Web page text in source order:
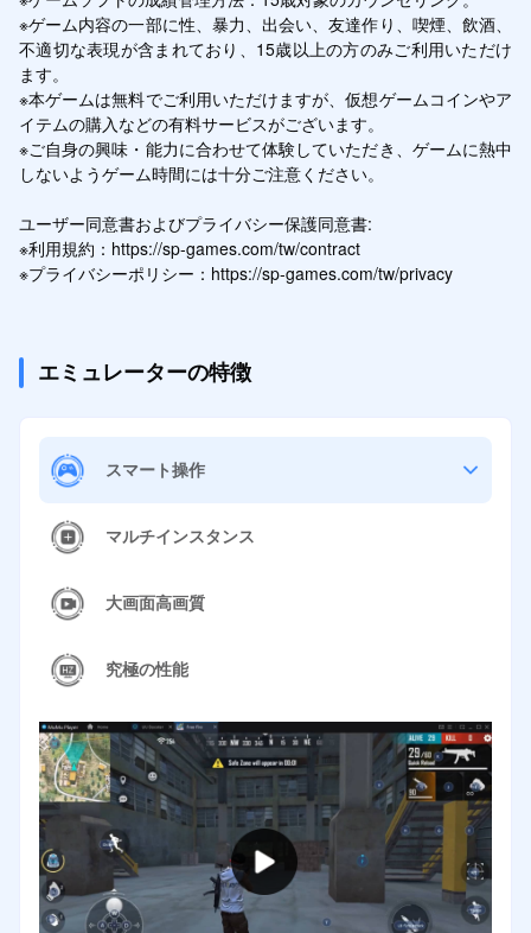
※ゲーム内容の一部に性、暴力、出会い、友達作り、喫煙、飲酒、
不適切な表現が含まれており、15歳以上の方のみご利用いただけ
ます。
※本ゲームは無料でご利用いただけますが、仮想ゲームコインやア
イテムの購入などの有料サービスがございます。
※ご自身の興味・能力に合わせて体験していただき、ゲームに熱中
しないようゲーム時間には十分ご注意ください。
ユーザー同意書およびプライバシー保護同意書:
※利用規約：https://sp-games.com/tw/contract
※プライバシーポリシー：https://sp-games.com/tw/privacy
エミュレーターの特徴
スマート操作
マルチインスタンス
大画面高画質
究極の性能